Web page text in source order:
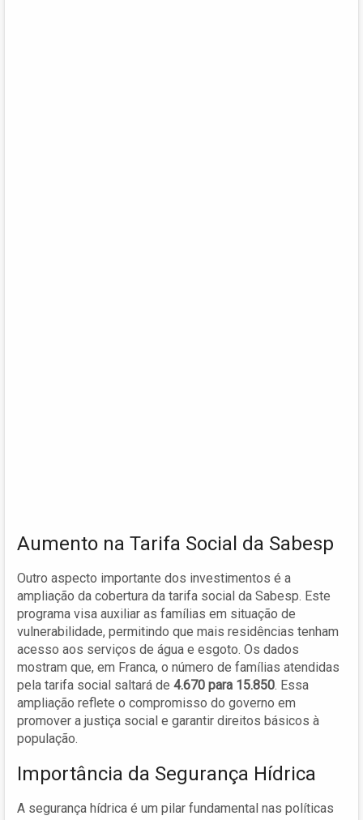
Aumento na Tarifa Social da Sabesp
Outro aspecto importante dos investimentos é a
ampliação da cobertura da tarifa social da Sabesp. Este
programa visa auxiliar as famílias em situação de
vulnerabilidade, permitindo que mais residências tenham
acesso aos serviços de água e esgoto. Os dados
mostram que, em Franca, o número de famílias atendidas
pela tarifa social saltará de 4.670 para 15.850. Essa
ampliação reflete o compromisso do governo em
promover a justiça social e garantir direitos básicos à
população.
Importância da Segurança Hídrica
A segurança hídrica é um pilar fundamental nas políticas